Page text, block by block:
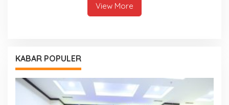
View More
KABAR POPULER